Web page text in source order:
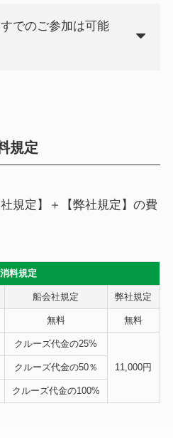
でのご参加は可能
規定
規定】＋【弊社規定】の費
料規定
船会社規定 弊社規定
無料 無料
クルーズ代金の25%
11,000円
クルーズ代金の50％
クルーズ代金の100%